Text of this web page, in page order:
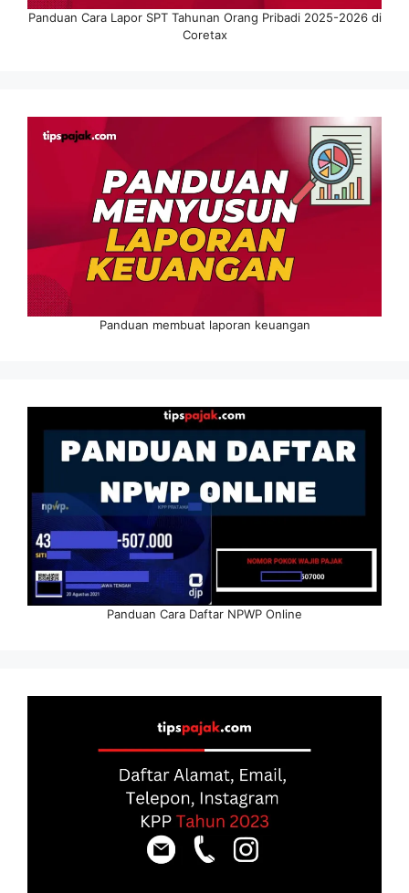
Panduan Cara Lapor SPT Tahunan Orang Pribadi 2025-2026 di
Coretax
Panduan membuat laporan keuangan
Panduan Cara Daftar NPWP Online